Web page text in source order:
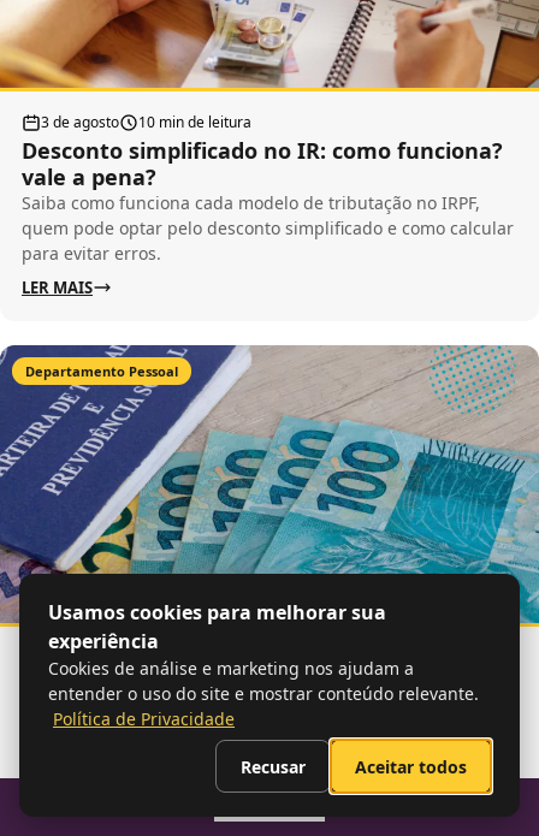
3 de agosto 10 min de leitura
Desconto simplificado no IR: como funciona?
vale a pena?
Saiba como funciona cada modelo de tributação no IRPF,
quem pode optar pelo desconto simplificado e como calcular
para evitar erros.
LER MAIS
Departamento Pessoal
31 de julho 15 min de leitura
Calculadora de Décimo Terceiro 2025: tudo
sobre + lei!
Conheça tudo sobre o décimo terceiro salário, saiba o que
diz a lei sobre ele e descubra como calculá-lo corretamente
LER MAIS
Usamos cookies para melhorar sua
experiência
Cookies de análise e marketing nos ajudam a
entender o uso do site e mostrar conteúdo relevante.
Política de Privacidade
Recusar Aceitar todos